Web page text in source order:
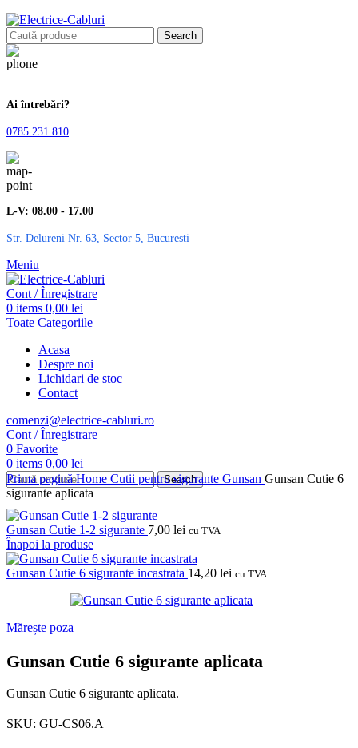
Search
Ai întrebări?
0785.231.810
L-V: 08.00 - 17.00
Str. Delureni Nr. 63, Sector 5, Bucuresti
Meniu
Cont / Înregistrare
0 items 0,00 lei
Toate Categoriile
Acasa
Despre noi
Lichidari de stoc
Contact
comenzi@electrice-cabluri.ro
Cont / Înregistrare
0 Favorite
0 items 0,00 lei
Search
Prima paginăHome Cutii pentru sigurante Gunsan Gunsan Cutie 6
sigurante aplicata
Gunsan Cutie 1-2 sigurante 7,00 lei cu TVA
Înapoi la produse
Gunsan Cutie 6 sigurante incastrata 14,20 lei cu TVA
Mărește poza
Gunsan Cutie 6 sigurante aplicata
Gunsan Cutie 6 sigurante aplicata.
SKU: GU-CS06.A